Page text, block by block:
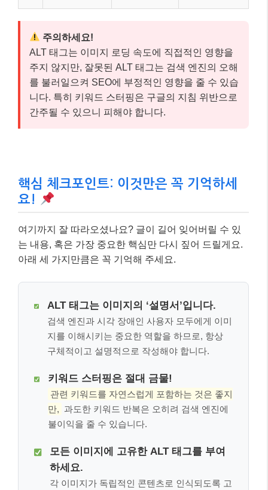
주의하세요!
ALT 태그는 이미지 로딩 속도에 직접적인 영향을
주지 않지만, 잘못된 ALT 태그는 검색 엔진의 오해
를 불러일으켜 SEO에 부정적인 영향을 줄 수 있습
니다. 특히 키워드 스터핑은 구글의 지침 위반으로
간주될 수 있으니 피해야 합니다.
핵심 체크포인트: 이것만은 꼭 기억하세
요!
여기까지 잘 따라오셨나요? 글이 길어 잊어버릴 수 있
는 내용, 혹은 가장 중요한 핵심만 다시 짚어 드릴게요.
아래 세 가지만큼은 꼭 기억해 주세요.
ALT 태그는 이미지의 ‘설명서’입니다.
검색 엔진과 시각 장애인 사용자 모두에게 이미
지를 이해시키는 중요한 역할을 하므로, 항상
구체적이고 설명적으로 작성해야 합니다.
키워드 스터핑은 절대 금물!
관련 키워드를 자연스럽게 포함하는 것은 좋지
만, 과도한 키워드 반복은 오히려 검색 엔진에
불이익을 줄 수 있습니다.
모든 이미지에 고유한 ALT 태그를 부여
하세요.
각 이미지가 독립적인 콘텐츠로 인식되도록 고